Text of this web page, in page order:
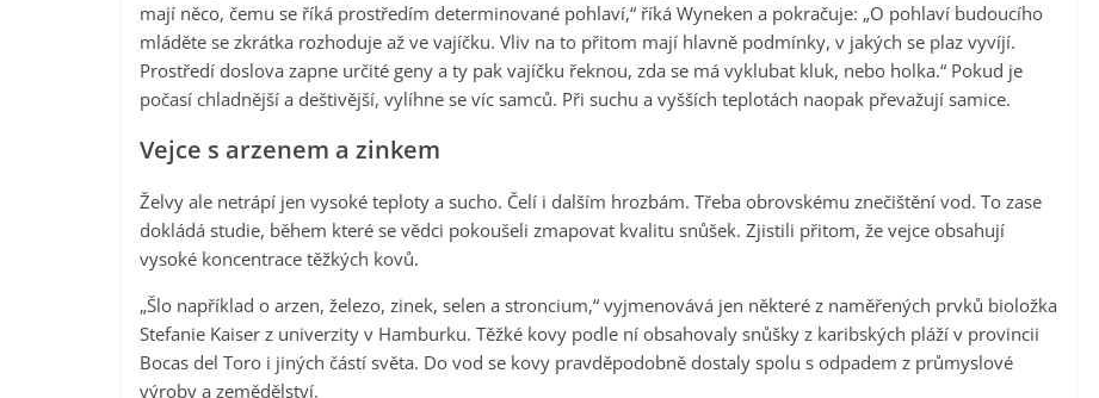
mají něco, čemu se říká prostředím determinované pohlaví,“ říká Wyneken a pokračuje: „O pohlaví budoucího
mláděte se zkrátka rozhoduje až ve vajíčku. Vliv na to přitom mají hlavně podmínky, v jakých se plaz vyvíjí.
Prostředí doslova zapne určité geny a ty pak vajíčku řeknou, zda se má vyklubat kluk, nebo holka.“ Pokud je
počasí chladnější a deštivější, vylíhne se víc samců. Při suchu a vyšších teplotách naopak převažují samice.
Vejce s arzenem a zinkem
Želvy ale netrápí jen vysoké teploty a sucho. Čelí i dalším hrozbám. Třeba obrovskému znečištění vod. To zase
dokládá studie, během které se vědci pokoušeli zmapovat kvalitu snůšek. Zjistili přitom, že vejce obsahují
vysoké koncentrace těžkých kovů.
„Šlo například o arzen, železo, zinek, selen a stroncium,“ vyjmenovává jen některé z naměřených prvků bioložka
Stefanie Kaiser z univerzity v Hamburku. Těžké kovy podle ní obsahovaly snůšky z karibských pláží v provincii
Bocas del Toro i jiných částí světa. Do vod se kovy pravděpodobně dostaly spolu s odpadem z průmyslové
výroby a zemědělství.